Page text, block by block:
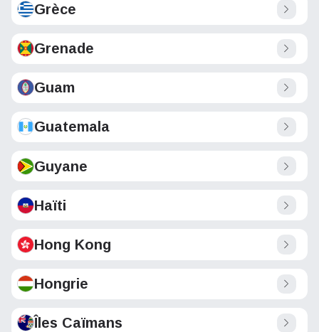
Grèce
Grenade
Guam
Guatemala
Guyane
Haïti
Hong Kong
Hongrie
Îles Caïmans